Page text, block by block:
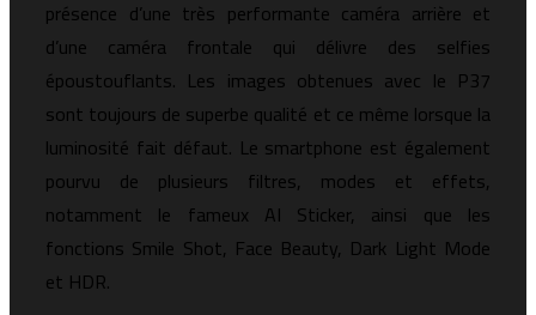
présence d’une très performante caméra arrière et
d’une caméra frontale qui délivre des selfies
époustouflants. Les images obtenues avec le P37
sont toujours de superbe qualité et ce même lorsque la
luminosité fait défaut. Le smartphone est également
pourvu de plusieurs filtres, modes et effets,
notamment le fameux AI Sticker, ainsi que les
fonctions Smile Shot, Face Beauty, Dark Light Mode
et HDR.